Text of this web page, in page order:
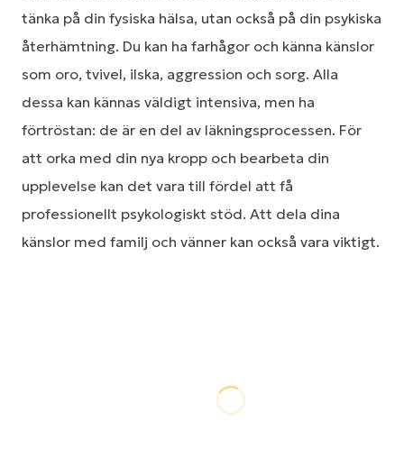
tänka på din fysiska hälsa, utan också på din psykiska
återhämtning. Du kan ha farhågor och känna känslor
som oro, tvivel, ilska, aggression och sorg. Alla
dessa kan kännas väldigt intensiva, men ha
förtröstan: de är en del av läkningsprocessen. För
att orka med din nya kropp och bearbeta din
upplevelse kan det vara till fördel att få
professionellt psykologiskt stöd. Att dela dina
känslor med familj och vänner kan också vara viktigt.